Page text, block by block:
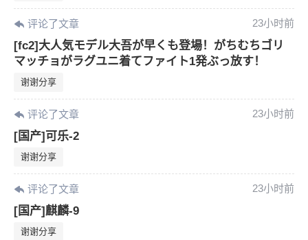
评论了文章 23小时前
[fc2]大人気モデル大吾が早くも登場！がちむちゴリ
マッチョがラグユニ着てファイト1発ぶっ放す！
谢谢分享
评论了文章 23小时前
[国产]可乐-2
谢谢分享
评论了文章 23小时前
[国产]麒麟-9
谢谢分享